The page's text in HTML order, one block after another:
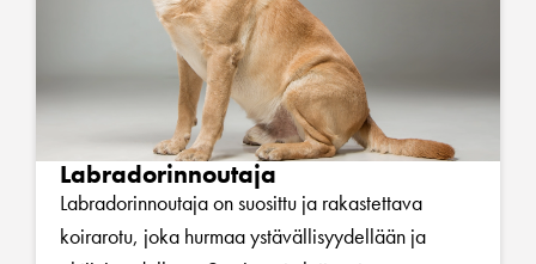
Labradorinnoutaja
Labradorinnoutaja on suosittu ja rakastettava
koirarotu, joka hurmaa ystävällisyydellään ja